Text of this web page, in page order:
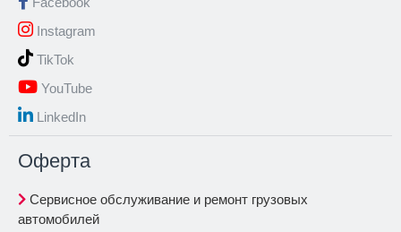
Instagram
TikTok
YouTube
LinkedIn
Oферта
Сервисное обслуживание и ремонт грузовых
автомобилей